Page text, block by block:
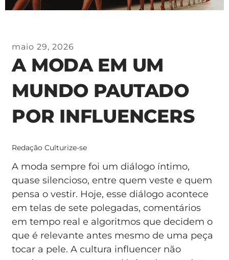
maio 29, 2026
A MODA EM UM
MUNDO PAUTADO
POR INFLUENCERS
Redação Culturize-se
A moda sempre foi um diálogo íntimo,
quase silencioso, entre quem veste e quem
pensa o vestir. Hoje, esse diálogo acontece
em telas de sete polegadas, comentários
em tempo real e algoritmos que decidem o
que é relevante antes mesmo de uma peça
tocar a pele. A cultura influencer não